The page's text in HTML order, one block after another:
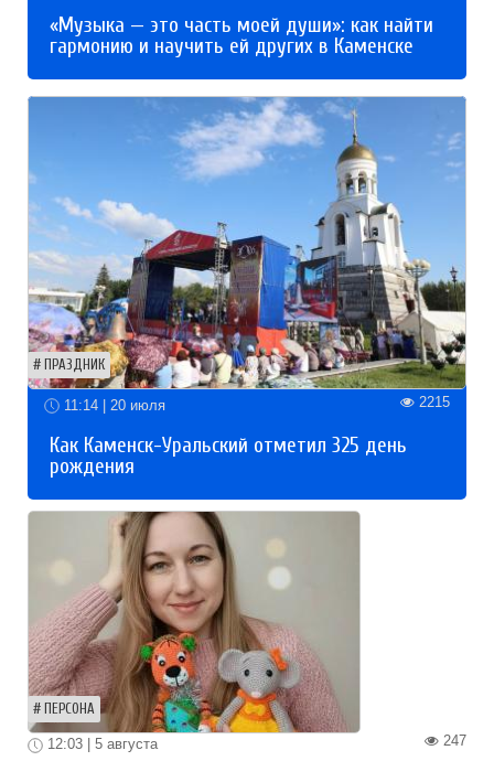
«Музыка — это часть моей души»: как найти
гармонию и научить ей других в Каменске
ПРАЗДНИК
11:14 | 20 июля 2215
Как Каменск-Уральский отметил 325 день
рождения
ПЕРСОНА
247
12:03 | 5 августа